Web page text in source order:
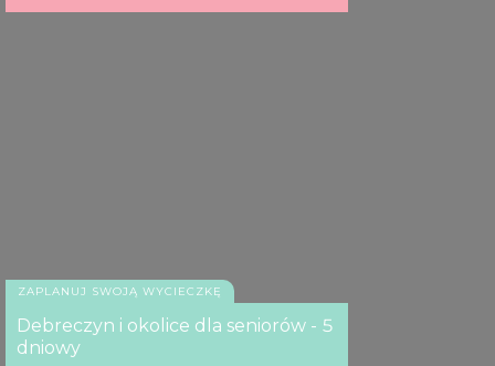
ZAPLANUJ SWOJĄ WYCIECZKĘ
Debreczyn i okolice dla seniorów - 5
dniowy